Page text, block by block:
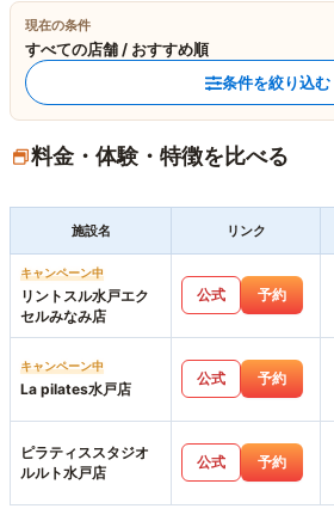
現在の条件
すべての店舗 / おすすめ順
条件を絞り込む
料金・体験・特徴を比べる
施設名 リンク
キャンペーン中
リントスル水戸エク
セルみなみ店
公式 予約
キャンペーン中
La pilates水戸店
公式 予約
ピラティススタジオ
ルルト水戸店
公式 予約